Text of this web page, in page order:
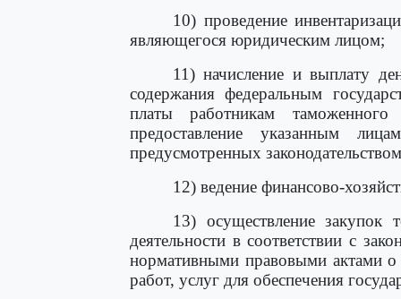
10) проведение
являющегося юридическим лицом;
11) начисление и выплату
содержания федеральным
платы работникам
предоставление указанным
предусмотренных
12) ведение финансово-
13) осуществление закупок
деятельности в соответствии с
нормативными правовыми актами о
работ, услуг для обеспечения